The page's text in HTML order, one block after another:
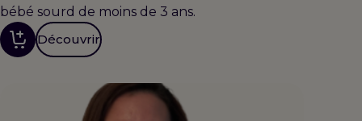
bébé sourd de moins de 3 ans.
Découvrir